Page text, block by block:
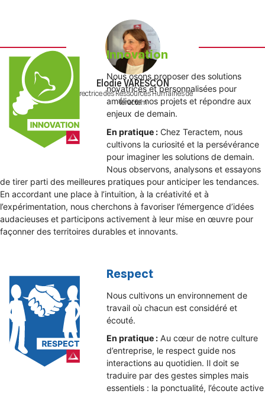
Elodie VARESCON
Directrice des Ressources Humaines de
Teractem
Innovation
Nous osons proposer des solutions
novatrices et personnalisées pour
améliorer nos projets et répondre aux
enjeux de demain.
En pratique : Chez Teractem, nous
cultivons la curiosité et la persévérance
pour imaginer les solutions de demain.
Nous observons, analysons et essayons
de tirer parti des meilleures pratiques pour anticiper les tendances.
En accordant une place à l’intuition, à la créativité et à
l’expérimentation, nous cherchons à favoriser l’émergence d’idées
audacieuses et participons activement à leur mise en œuvre pour
façonner des territoires durables et innovants.
Respect
Nous cultivons un environnement de
travail où chacun est considéré et
écouté.
En pratique : Au cœur de notre culture
d’entreprise, le respect guide nos
interactions au quotidien. Il doit se
traduire par des gestes simples mais
essentiels : la ponctualité, l’écoute active